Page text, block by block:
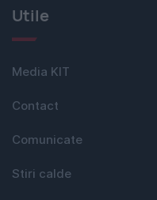
Utile
Media KIT
Contact
Comunicate
Stiri calde